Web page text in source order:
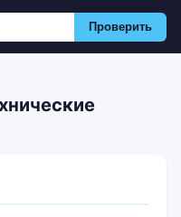
Проверить